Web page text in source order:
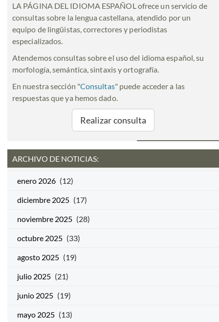
LA PÁGINA DEL IDIOMA ESPAÑOL ofrece un servicio de
consultas sobre la lengua castellana, atendido por un
equipo de lingüistas, correctores y periodistas
especializados.
Atendemos consultas sobre el uso del idioma español, su
morfología, semántica, sintaxis y ortografía.
En nuestra sección "Consultas" puede acceder a las
respuestas que ya hemos dado.
Realizar consulta
ARCHIVO DE NOTICIAS:
enero 2026 (12)
diciembre 2025 (17)
noviembre 2025 (28)
octubre 2025 (33)
agosto 2025 (19)
julio 2025 (21)
junio 2025 (19)
mayo 2025 (13)